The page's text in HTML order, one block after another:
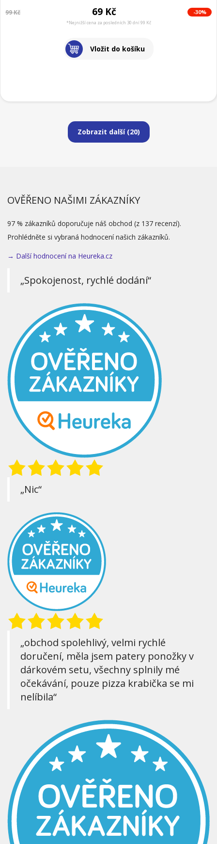
99 Kč 69 Kč -30%
*Nejnižší cena za posledních 30 dní 99 Kč
Vložit do košíku
Zobrazit další (20)
OVĚŘENO NAŠIMI ZÁKAZNÍKY
97 % zákazníků doporučuje náš obchod (z 137 recenzí).
Prohlédněte si vybraná hodnocení našich zákazníků.
→ Další hodnocení na Heureka.cz
„Spokojenost, rychlé dodání“
„Nic“
„obchod spolehlivý, velmi rychlé
doručení, měla jsem patery ponožky v
dárkovém setu, všechny splnily mé
očekávání, pouze pizza krabička se mi
nelíbila“